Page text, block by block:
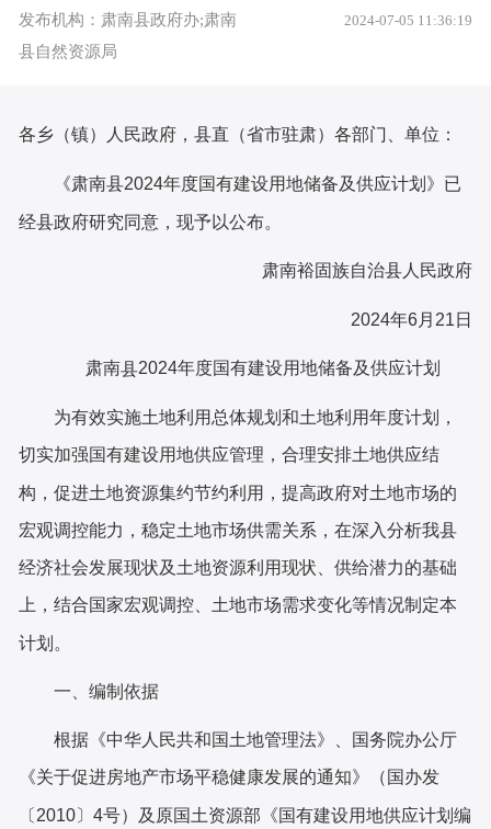
发布机构：肃南县政府办;肃南
县自然资源局
2024-07-05 11:36:19
各乡（镇）人民政府，县直 （省市驻肃）各部门、单位：
《肃南县2024年度国有建设用地储备及供应计划》已
经县政府研究同意，现予以公布。
肃南裕固族自治县人民政府
2024年6月21日
肃南县2024年度国有建设用地储备及供应计划
为有效实施土地利用总体规划和土地利用年度计划，
切实加强国有建设用地供应管理，合理安排土地供应结
构，促进土地资源集约节约利用，提高政府对土地市场的
宏观调控能力，稳定土地市场供需关系，在深入分析我县
经济社会发展现状及土地资源利用现状、供给潜力的基础
上，结合国家宏观调控、土地市场需求变化等情况制定本
计划。
一、编制依据
根据《中华人 民共和国土地管理法》、国务院办公厅
《关于促进房地产市场平稳健康发展的通知》（国办发
〔 2010〕4号）及原国土资源部《国有建设用地供应计划编